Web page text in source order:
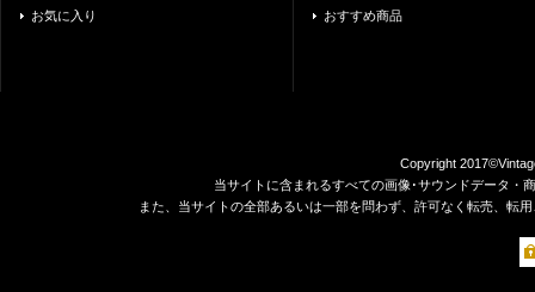
お気に入り おすすめ商品
Copyright
当サイトに含まれるすべての画像･サウンドデータ・
また、当サイトの全部あるいは一部を問わず、許可なく転売、転